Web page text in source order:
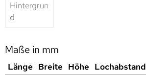
Maße in mm
Länge Breite Höhe Lochabstand